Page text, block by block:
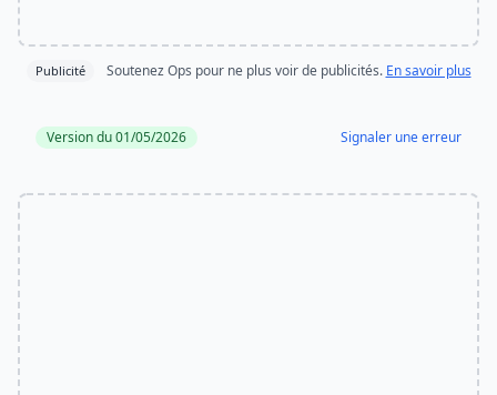
Publicité Soutenez Ops pour ne plus voir de publicités. En savoir plus
Version du 01/05/2026 Signaler une erreur